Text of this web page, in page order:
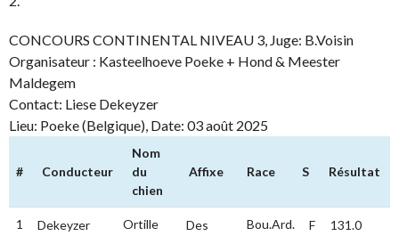
CONCOURS CONTINENTAL NIVEAU 3, Juge: B.Voisin
Organisateur : Kasteelhoeve Poeke + Hond & Meester
Maldegem
Contact: Liese Dekeyzer
Lieu: Poeke (Belgique), Date: 03 août 2025
# Conducteur
Nom
du
chien
Affixe Race S Résultat
#
Nom du
Race
1
Dekeyzer
Ortille
Des
Bou.Ard. F 131.0